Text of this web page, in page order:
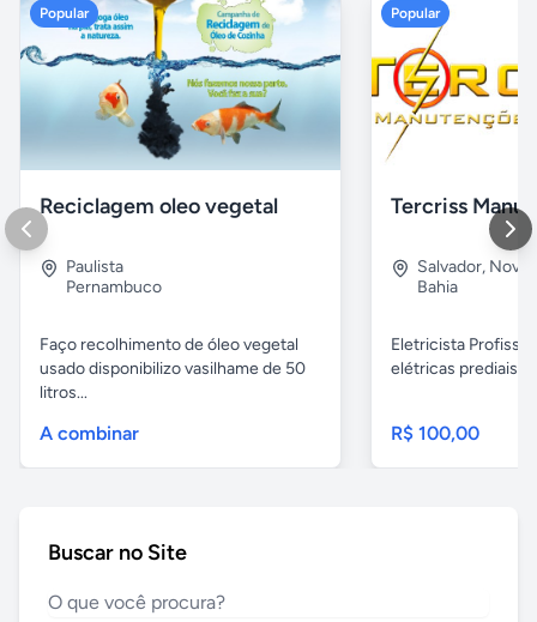
Popular
Reciclagem oleo vegetal
Paulista
Pernambuco
Faço recolhimento de óleo vegetal
usado disponibilizo vasilhame de 50
litros...
A combinar
Popular
Salvador, Nova
Bahia
Eletricista
elétricas prediais e
R$ 100,00
Buscar no Site